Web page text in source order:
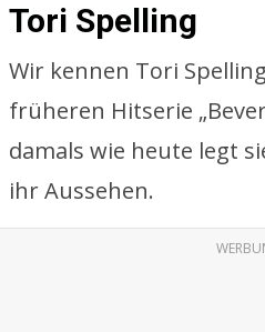
Tori Spelling
Wir kennen Tori
früheren Hitserie
damals wie heute legt
ihr Aussehen.